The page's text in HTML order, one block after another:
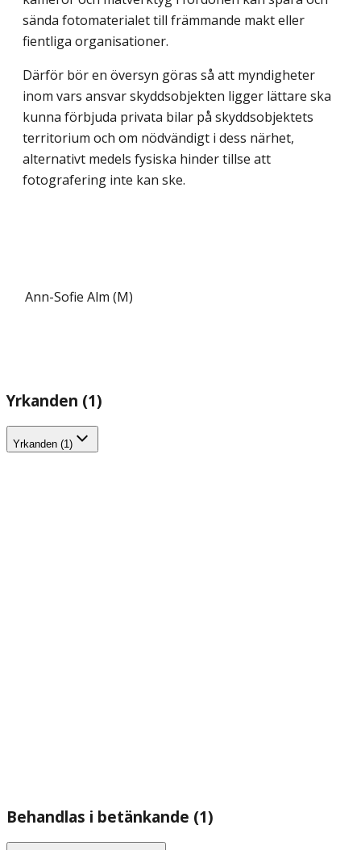
sända fotomaterialet till främmande makt eller
fientliga organisationer.
Därför bör en översyn göras så att myndigheter
inom vars ansvar skyddsobjekten ligger lättare ska
kunna förbjuda privata bilar på skyddsobjektets
territorium och om nödvändigt i dess närhet,
alternativt medels fysiska hinder tillse att
fotografering inte kan ske.
Ann-Sofie Alm (M)
Yrkanden (1)
Yrkanden (1)
Behandlas i betänkande (1)